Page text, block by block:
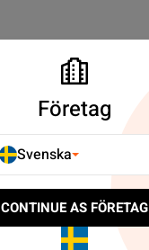
Företag
Svenska
CONTINUE AS FÖRETAG